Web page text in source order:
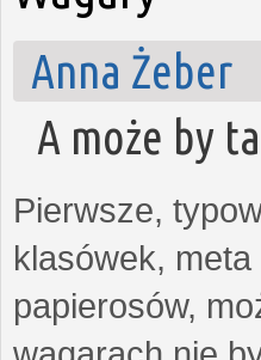
Anna Żeber
A może by
Pierwsze,
klasówek,
papierosów,